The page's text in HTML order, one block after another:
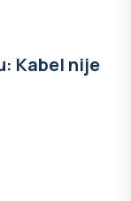
Kabel nije